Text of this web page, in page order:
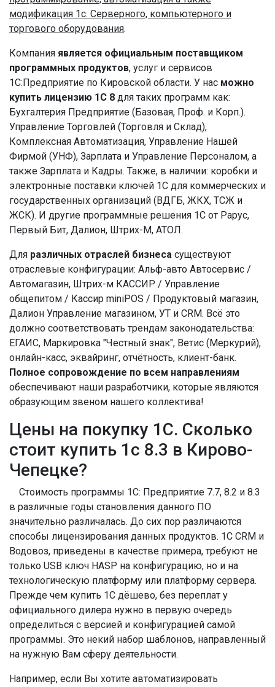
модификация 1с. Серверного, компьютерного и
торгового оборудования.
Компания является официальным поставщиком
программных продуктов, услуг и сервисов
1С:Предприятие по Кировской области. У нас можно
купить лицензию 1С 8 для таких программ как:
Бухгалтерия Предприятие (Базовая, Проф. и Корп.).
Управление Торговлей (Торговля и Склад),
Комплексная Автоматизация, Управление Нашей
Фирмой (УНФ), Зарплата и Управление Персоналом, а
также Зарплата и Кадры. Также, в наличии: коробки и
электронные поставки ключей 1С для коммерческих и
государственных организаций (ВДГБ, ЖКХ, ТСЖ и
ЖСК). И другие программные решения 1С от Рарус,
Первый Бит, Далион, Штрих-М, АТОЛ.
Для различных отраслей бизнеса существуют
отраслевые конфигурации: Альф-авто Автосервис /
Автомагазин, Штрих-м КАССИР / Управление
общепитом / Кассир miniPOS / Продуктовый магазин,
Далион Управление магазином, УТ и CRM. Всё это
должно соответствовать трендам законодательства:
ЕГАИС, Маркировка "Честный знак", Ветис (Меркурий),
онлайн-касс, эквайринг, отчётность, клиент-банк.
Полное сопровождение по всем направлениям
обеспечивают наши разработчики, которые являются
образующим звеном нашего коллектива!
Цены на покупку 1С. Сколько
стоит купить 1с 8.3 в Кирово-
Чепецке?
Стоимость программы 1С: Предприятие 7.7, 8.2 и 8.3
в различные годы становления данного ПО
значительно различалась. До сих пор различаются
способы лицензирования данных продуктов. 1С CRM и
Водовоз, приведены в качестве примера, требуют не
только USB ключ HASP на конфигурацию, но и на
технологическую платформу или платформу сервера.
Прежде чем купить 1С дёшево, без переплат у
официального дилера нужно в первую очередь
определиться с версией и конфигурацией самой
программы. Это некий набор шаблонов, направленный
на нужную Вам сферу деятельности.
Например, если Вы хотите автоматизировать